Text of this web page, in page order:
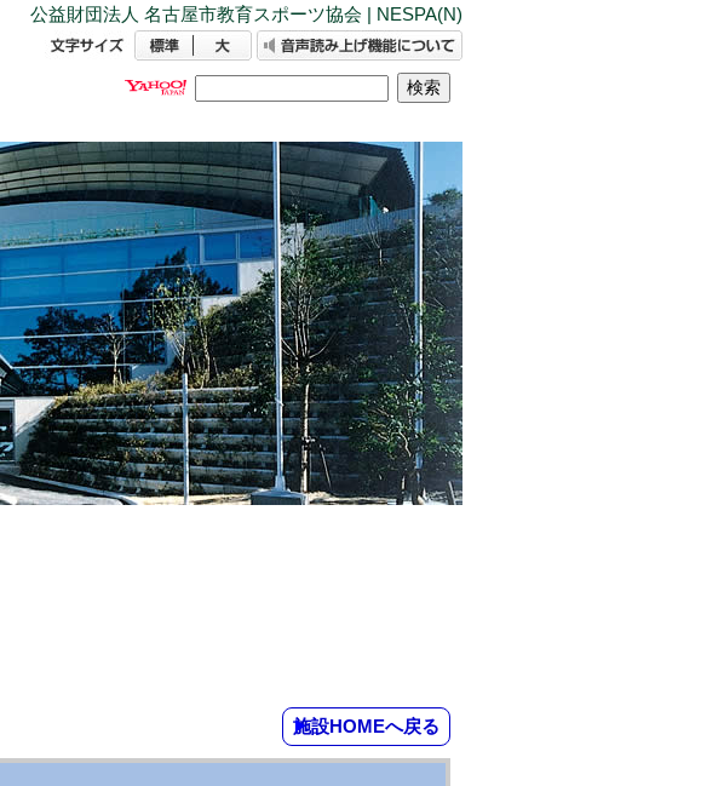
公益財団法人 名古屋市教育スポーツ協会 | NESPA(N)
施設HOMEへ戻る